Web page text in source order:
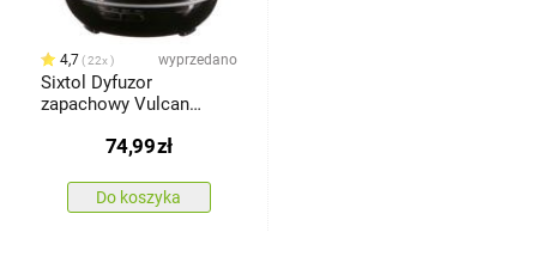
4,7 22x wyprzedano
Sixtol Dyfuzor
zapachowy Vulcan
74,99zł
Do koszyka